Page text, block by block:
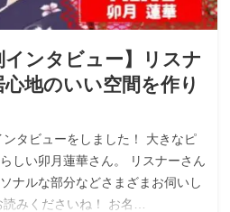
ンタビュー】リスナ
地のいい空間を作り
タビューをしました！ 大きなピ
しい卯月蓮華さん。 リスナーさん
ナルな部分などさまざまお伺いし
みくださいね！ お名…